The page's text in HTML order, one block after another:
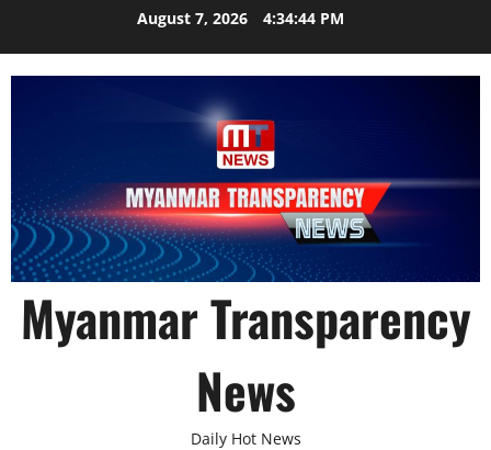
August 7, 2026 4:34:45 PM
Myanmar Transparency
News
Daily Hot News